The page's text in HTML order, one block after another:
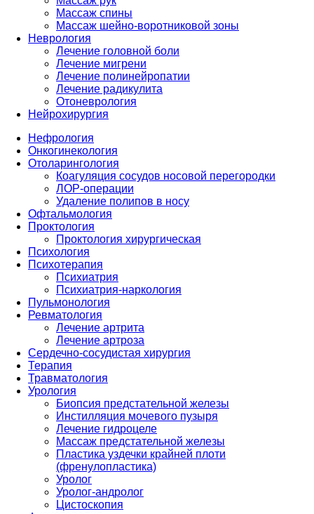
Массаж спины
Массаж шейно-воротниковой зоны
Неврология
Лечение головной боли
Лечение мигрени
Лечение полинейропатии
Лечение радикулита
Отоневрология
Нейрохирургия
Нефрология
Онкогинекология
Отоларингология
Коагуляция сосудов носовой перегородки
ЛОР-операции
Удаление полипов в носу
Офтальмология
Проктология
Проктология хирургическая
Психология
Психотерапия
Психиатрия
Психиатрия-наркология
Пульмонология
Ревматология
Лечение артрита
Лечение артроза
Сердечно-сосудистая хирургия
Терапия
Травматология
Урология
Биопсия предстательной железы
Инстилляция мочевого пузыря
Лечение гидроцеле
Массаж предстательной железы
Пластика уздечки крайней плоти
(френулопластика)
Уролог
Уролог-андролог
Цистоскопия